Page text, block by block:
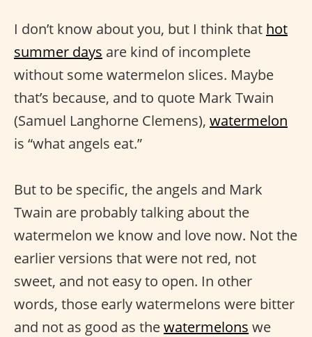
I don’t know about you, but I think that hot
summer days are kind of incomplete
without some watermelon slices. Maybe
that’s because, and to quote Mark Twain
(Samuel Langhorne Clemens), watermelon
is “what angels eat.”
But to be specific, the angels and Mark
Twain are probably talking about the
watermelon we know and love now. Not the
earlier versions that were not red, not
sweet, and not easy to open. In other
words, those early watermelons were bitter
and not as good as thewatermelons we